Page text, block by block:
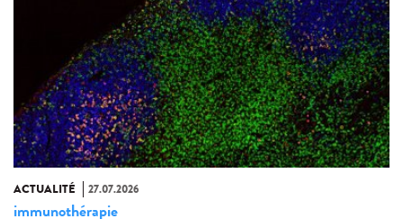
ACTUALITÉ 27.07.2026
immunothérapie